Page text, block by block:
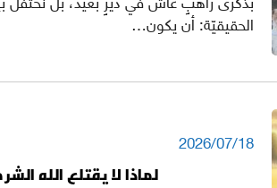
الحقيقيّة: أن يكون…
2026/07/18
لماذا لا يقتلع الله